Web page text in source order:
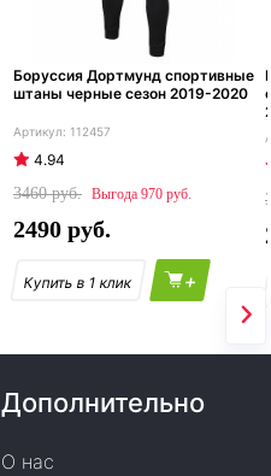
Боруссия Дортмунд спортивные
штаны черные сезон 2019-2020
112457
4.94
3460
970
2490
+
Дополнительно
О нас